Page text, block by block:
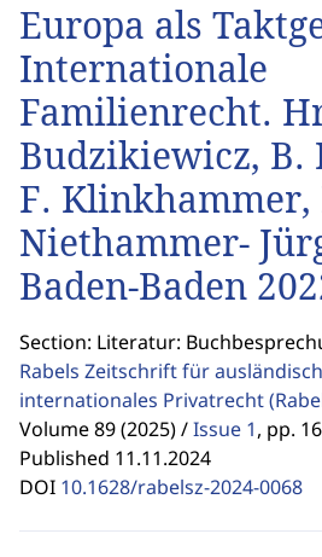
Europa als
Internationale
Familienrecht.
Budzikiewicz, B.
F. Klinkhammer,
Niethammer-
Baden-Baden
Section: Literatur:
Rabels Zeitschrift für
internationales Privatrecht
Volume 89 (2025) /Issue 1, pp.
Published 11.11.2024
DOI 10.1628/rabelsz-2024-0068